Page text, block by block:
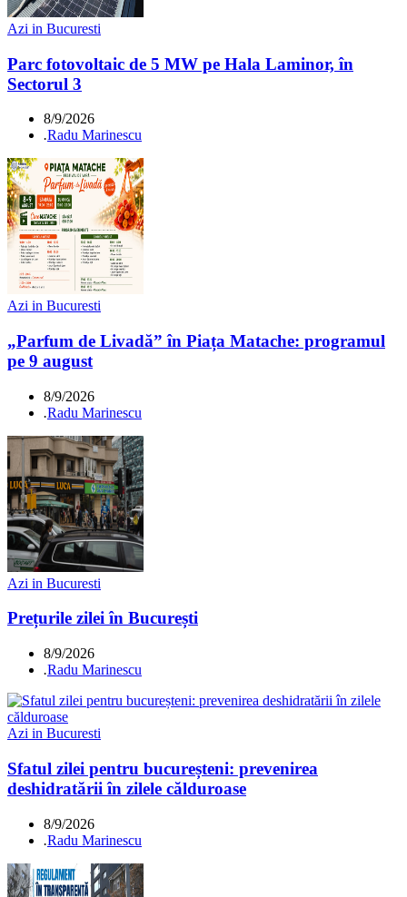
Azi in Bucuresti
Parc fotovoltaic de 5 MW pe Hala Laminor, în
Sectorul 3
8/9/2026
.Radu Marinescu
Azi in Bucuresti
„Parfum de Livadă” în Piața Matache: programul
pe 9 august
8/9/2026
.Radu Marinescu
Azi in Bucuresti
Prețurile zilei în București
8/9/2026
.Radu Marinescu
Azi in Bucuresti
Sfatul zilei pentru bucureșteni: prevenirea
deshidratării în zilele călduroase
8/9/2026
.Radu Marinescu